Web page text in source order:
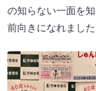
の知らない一面を
前向きになれました